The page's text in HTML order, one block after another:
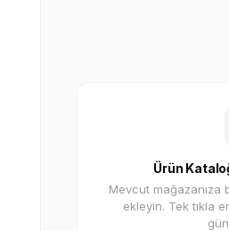
Ürün
Mevcut
ekleyin. Tek tıkla